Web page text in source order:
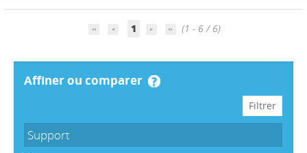
1 (1 - 6 / 6)
affiner ou comparer
Support